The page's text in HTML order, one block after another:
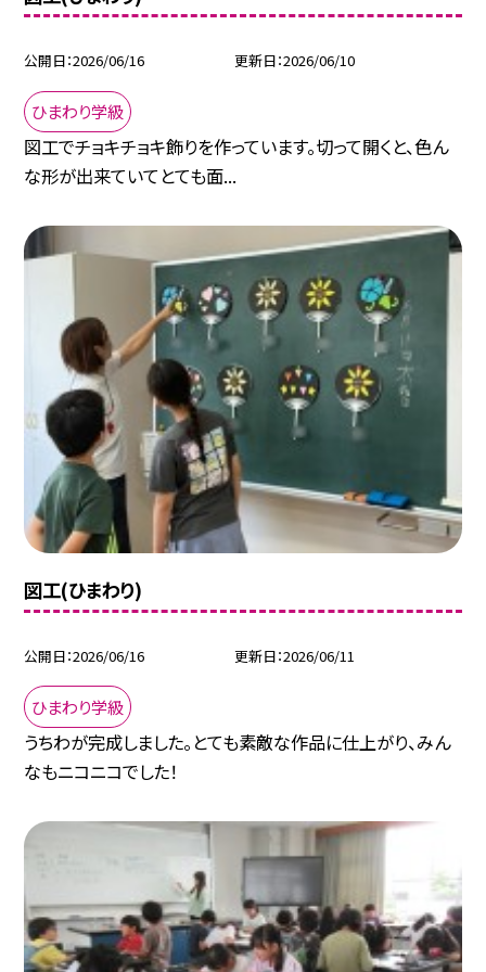
公開日 2026/06/16 更新日 2026/06/10
ひまわり学級
図工でチョキチョキ飾りを作っています。切って開くと、色ん
な形が出来ていてとても面...
図工(ひまわり)
公開日 2026/06/16 更新日 2026/06/11
ひまわり学級
うちわが完成しました。とても素敵な作品に仕上がり、みん
なもニコニコでした！